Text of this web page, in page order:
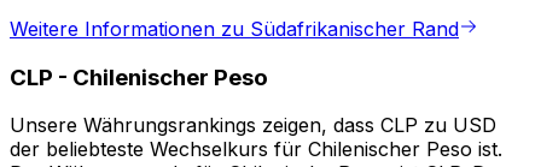
Weitere Informationen zu Südafrikanischer Rand
CLP - Chilenischer Peso
Unsere Währungsrankings zeigen, dass CLP zu USD
der beliebteste Wechselkurs für Chilenischer Peso ist.